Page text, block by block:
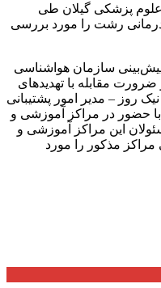
علوم پزشکی گیلان طی
رشت را مورد بررسی
سازمان هواشناسی
مقابله با تهدیدهای
روز – مدیر امور پشتیبانی
حضور در مراکز آموزشی و
این مراکز آموزشی و
مذکور را مورد